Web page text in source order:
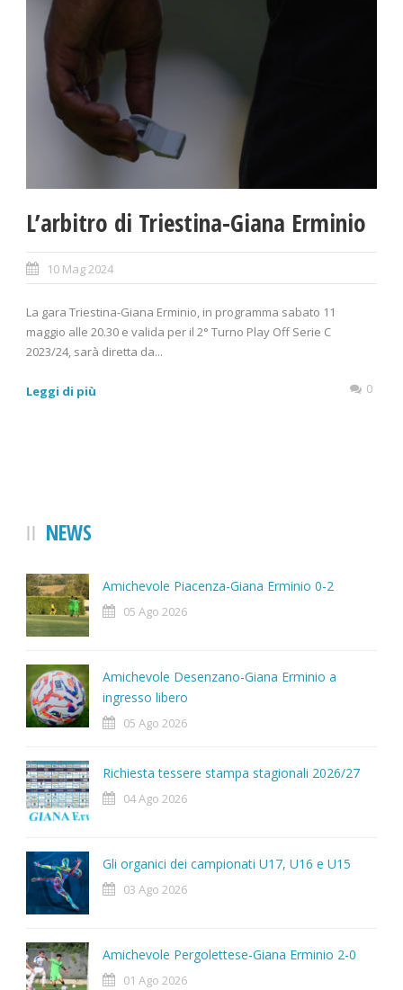
L’arbitro di Triestina-Giana Erminio
10 Mag 2024
La gara Triestina-Giana Erminio, in programma sabato 11
maggio alle 20.30 e valida per il 2° Turno Play Off Serie C
2023/24, sarà diretta da...
Leggi di più 0
NEWS
Amichevole Piacenza-Giana Erminio 0-2
05 Ago 2026
Amichevole Desenzano-Giana Erminio a
ingresso libero
05 Ago 2026
Richiesta tessere stampa stagionali 2026/27
04 Ago 2026
Gli organici dei campionati U17, U16 e U15
03 Ago 2026
Amichevole Pergolettese-Giana Erminio 2-0
01 Ago 2026